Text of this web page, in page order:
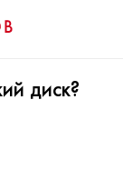
диск?